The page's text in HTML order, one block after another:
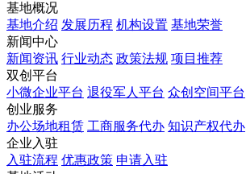
基地概况
基地介绍 发展历程 机构设置 基地荣誉
新闻中心
新闻资讯 行业动态 政策法规 项目推荐
双创平台
小微企业平台 退役军人平台 众创空间平台
创业服务
办公场地租赁 工商服务代办 知识产权代办
企业入驻
入驻流程 优惠政策 申请入驻